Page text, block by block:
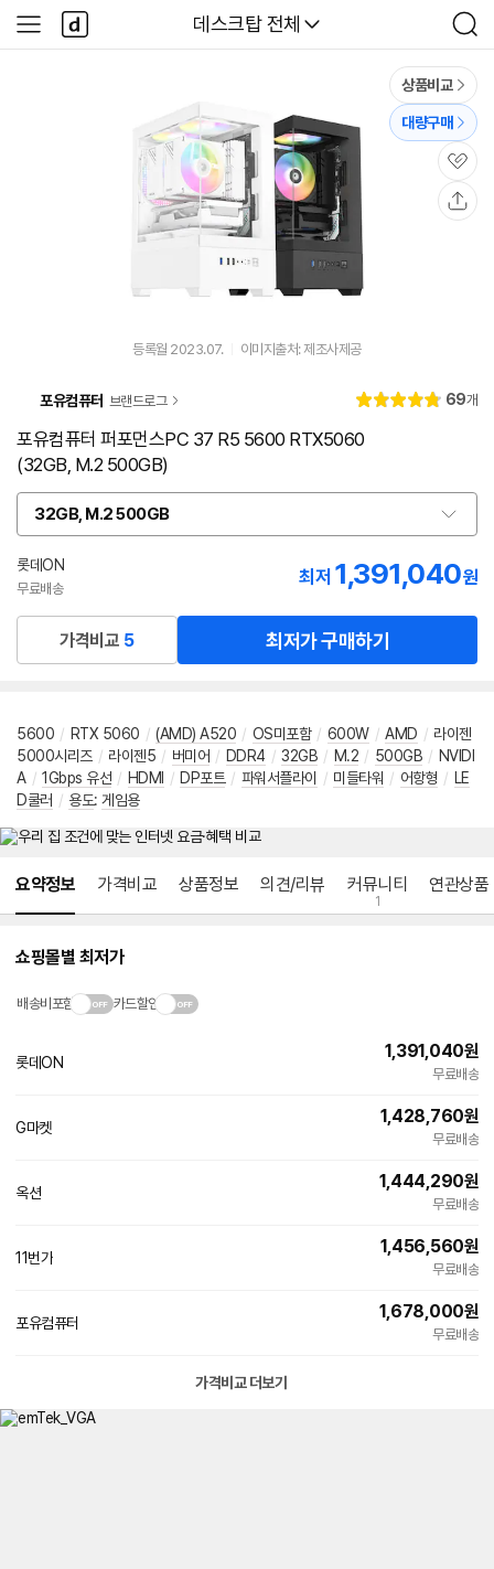
다나와
데스크탑 전체
검
색
사
이
다
나
와
상품비교
대량구매
관
심
등록월 2023.07. 이미지출처: 제조사제공
포유컴퓨터 브랜드로그
별
4.
리
69개
포유컴퓨터 퍼포먼스PC 37 R5 5600 RTX5060
(32GB, M.2 500GB)
32GB, M.2 500GB
옵
션
선
택
롯데ON
무료배송
최저 1,391,040원
가격비교 5 최저가 구매하기
5600 / RTX 5060 / (AMD) A520 / OS미포함 / 600W / AMD / 라이젠
5000시리즈 / 라이젠5 / 버미어 / DDR4 / 32GB / M.2 / 500GB / NVIDI
A / 1Gbps 유선 / HDMI / DP포트 / 파워서플라이 / 미들타워 / 어항형 / LE
D쿨러 / 용도: 게임용
요약정보 가격비교 상품정보 의견/리뷰 커뮤니티
1
연관상품
쇼핑몰별 최저가
배송비포함 카드할인
롯데ON
1,391,040원
무료배송
G마켓
1,428,760원
무료배송
옥션
1,444,290원
무료배송
11번가
1,456,560원
무료배송
포유컴퓨터
1,678,000원
무료배송
가격비교 더보기